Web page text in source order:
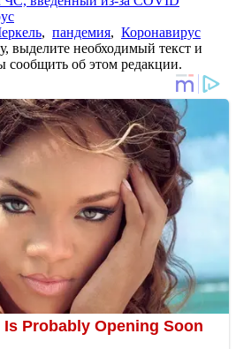
, пандемия, Коронавирус
выделите необходимый текст и
сообщить об этом редакции.